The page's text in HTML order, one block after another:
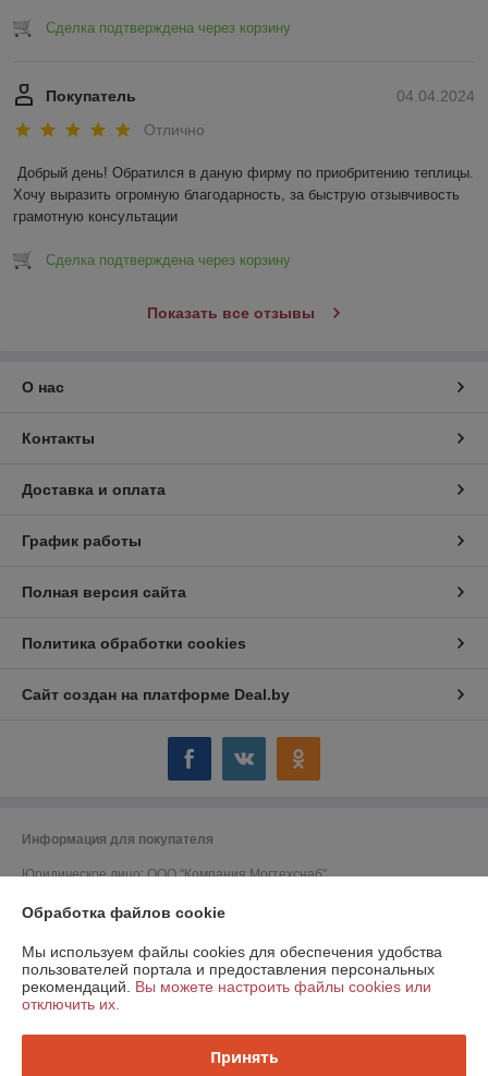
Сделка подтверждена через корзину
04.04.2024
Покупатель
Отлично
Добрый день! Обратился в даную фирму по приобритению теплицы.
Хочу выразить огромную благодарность, за быструю отзывчивость
грамотную консультации
Сделка подтверждена через корзину
Показать все отзывы
О нас
Контакты
Доставка и оплата
График работы
Полная версия сайта
Политика обработки cookies
Сайт создан на платформе Deal.by
Информация для покупателя
Юридическое лицо:ООО "Компания Могтехснаб"
Регистрационный номер ЕГР: 790753053
УНП: 790753053
Регистрационный орган: Администрация Ленинского района г. Минска
Ссылка на свидетельство/лицензию
Обработка файлов cookie
Мы используем файлы cookies для обеспечения удобства
пользователей портала и предоставления персональных
рекомендаций. Вы можете настроить файлы cookies или
отключить их.
Принять